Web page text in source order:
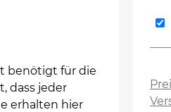
benötigt für die
dass jeder
erhalten hier